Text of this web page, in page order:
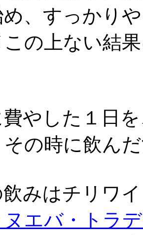
め、すっかり
この上ない結
やした１日
の時に飲ん
みはチリワ
ヌエバ・トラ